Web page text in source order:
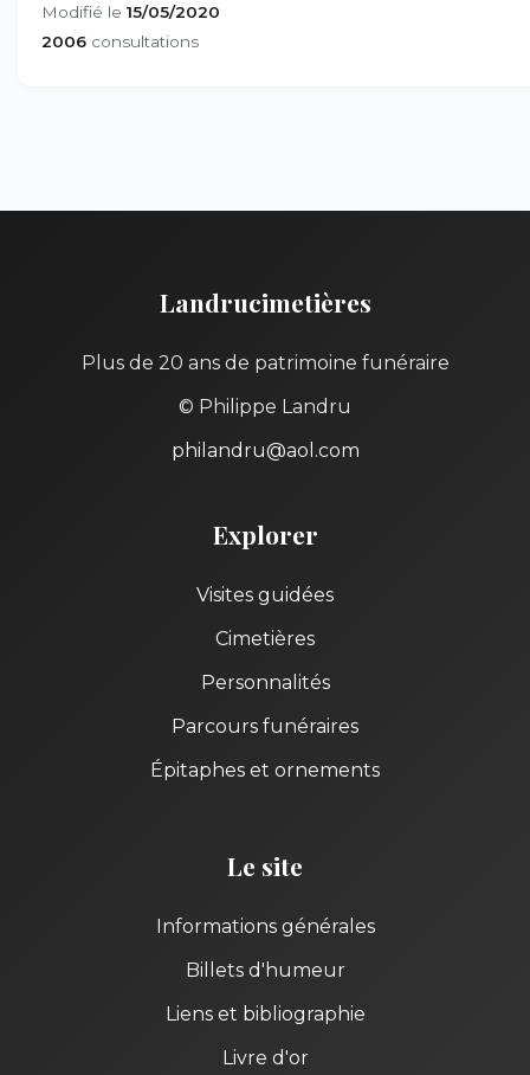
Modifié le 15/05/2020
2006 consultations
Landrucimetières
Plus de 20 ans de patrimoine funéraire
© Philippe Landru
philandru@aol.com
Explorer
Visites guidées
Cimetières
Personnalités
Parcours funéraires
Épitaphes et ornements
Le site
Informations générales
Billets d'humeur
Liens et bibliographie
Livre d'or